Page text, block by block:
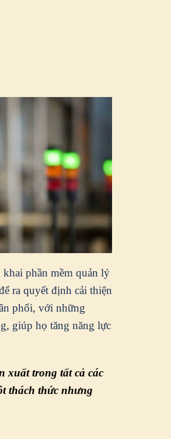
phần mềm quản lý
ra quyết định cải thiện
phối, với những
giúp họ tăng năng lực
xuất trong tất cả các
thách thức nhưng